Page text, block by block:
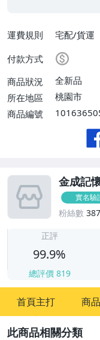
運費規則
宅配/貨運
$3500免
5、滿8件
付款方式
商品狀況
全新品
所在地區
桃園市
商品編號
金成記
實名驗
粉絲數 387
正評
99.9%
總評價 819
首頁主打 商
其它